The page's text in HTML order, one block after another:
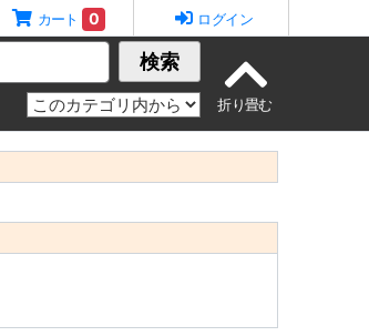
カート 0 ログイン
検索